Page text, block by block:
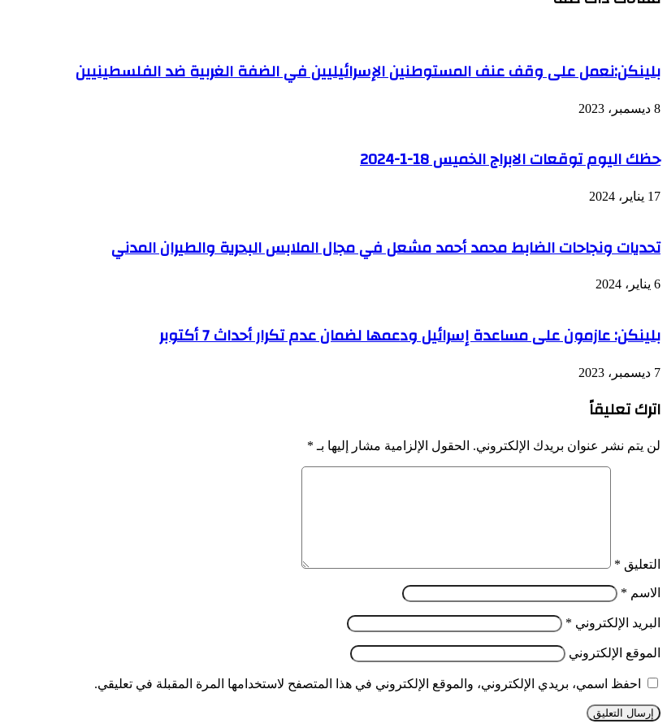
بلينكن:نعمل على وقف عنف المستوطنين الإسرائيليين في الضفة الغربية ضد الفلسطينيين
8 ديسمبر، 2023
حظك اليوم توقعات الابراج الخميس 18-1-2024
17 يناير، 2024
تحديات ونجاحات الضابط محمد أحمد مشعل في مجال الملابس البحرية والطيران المدني
6 يناير، 2024
بلينكن: عازمون على مساعدة إسرائيل ودعمها لضمان عدم تكرار أحداث 7 أكتوبر
7 ديسمبر، 2023
اترك تعليقاً
لن يتم نشر عنوان بريدك الإلكتروني. الحقول الإلزامية مشار إليها بـ *
التعليق *
الاسم *
البريد الإلكتروني *
الموقع الإلكتروني
احفظ اسمي، بريدي الإلكتروني، والموقع الإلكتروني في هذا المتصفح لاستخدامها المرة المقبلة في تعليقي.